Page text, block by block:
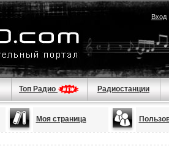
Вход|
Топ Радио Радиостанции
Моя страница